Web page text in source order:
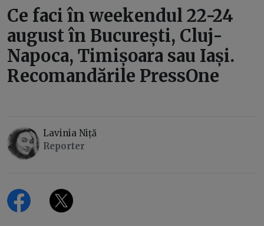
Ce faci în weekendul 22-24
august în București, Cluj-
Napoca, Timișoara sau Iași.
Recomandările PressOne
Lavinia Niță
Reporter